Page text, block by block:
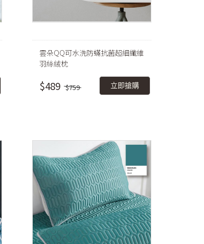
雲朵QQ可水洗防蟎抗菌超細纖維
羽絲絨枕
$489 $759 立即搶購